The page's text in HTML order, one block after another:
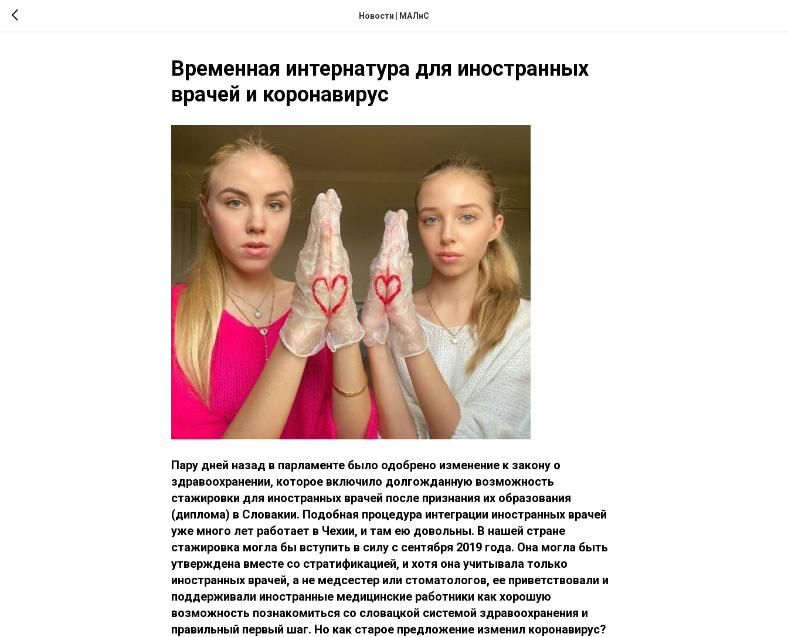
Новости | МАЛнС
Временная интернатура для иностранных
врачей и коронавирус
Пару дней назад в парламенте было одобрено изменение к закону о
здравоохранении, которое включило долгожданную возможность
стажировки для иностранных врачей после признания их образования
(диплома) в Словакии. Подобная процедура интеграции иностранных врачей
уже много лет работает в Чехии, и там ею довольны. В нашей стране
стажировка могла бы вступить в силу с сентября 2019 года. Она могла быть
утверждена вместе со стратификацией, и хотя она учитывала только
иностранных врачей, а не медсестер или стоматологов, ее приветствовали и
поддерживали иностранные медицинские работники как хорошую
возможность познакомиться со словацкой системой здравоохранения и
правильный первый шаг. Но как старое предложение изменил коронавирус?